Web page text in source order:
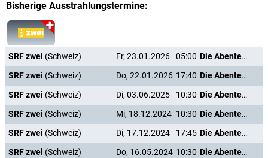
Bisherige Ausstrahlungstermine:
SRF zwei (Schweiz) Fr, 23.01.2026 05:00
Die Abenteuer des P'tit Louis
SRF zwei (Schweiz) Do, 22.01.2026 17:40
Die Abenteuer des P'tit Louis
SRF zwei (Schweiz) Di, 03.06.2025 10:30
Die Abenteuer des P'tit Louis
SRF zwei (Schweiz) Mi, 18.12.2024 10:30
Die Abenteuer des P'tit Louis
SRF zwei (Schweiz) Di, 17.12.2024 17:45
Die Abenteuer des P'tit Louis
SRF zwei (Schweiz) Do, 16.05.2024 10:30
Die Abenteuer des P'tit Louis